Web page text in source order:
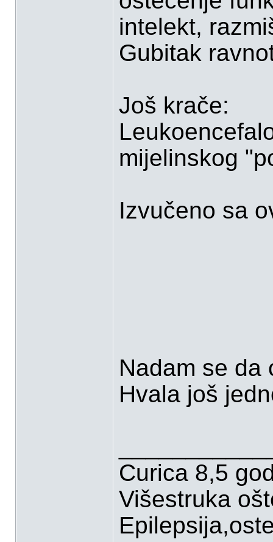
intelekt,
Gubitak
Još krače:
mijelinskog
Izvučeno sa
Nadam se da
Hvala još
Curica 8,5
Višestruka